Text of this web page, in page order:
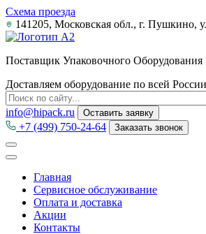
Схема проезда
141205, Московская обл., г. Пушкино,
Поставщик Упаковочного Оборудования
Доставляем оборудование по всей России
info@hipack.ru Оставить заявку
+7 (499) 750-24-64 Заказать звонок
Главная
Сервисное обслуживание
Оплата и доставка
Акции
Контакты